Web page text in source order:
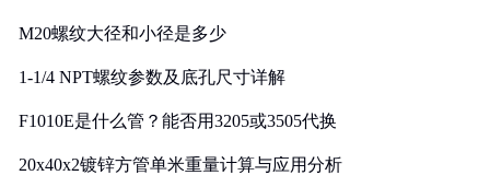
M20螺纹大径和小径是多少
1-1/4 NPT螺纹参数及底孔尺寸详解
F1010E是什么管？能否用3205或3505代换
20x40x2镀锌方管单米重量计算与应用分析